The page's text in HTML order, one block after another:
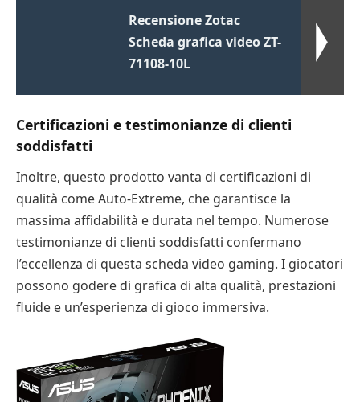
Recensione Zotac
Scheda grafica video ZT-
71108-10L
Certificazioni e testimonianze di clienti
soddisfatti
Inoltre, questo prodotto vanta di certificazioni di
qualità come Auto-Extreme, che garantisce la
massima affidabilità e durata nel tempo. Numerose
testimonianze di clienti soddisfatti confermano
l’eccellenza di questa scheda video gaming. I giocatori
possono godere di grafica di alta qualità, prestazioni
fluide e un’esperienza di gioco immersiva.